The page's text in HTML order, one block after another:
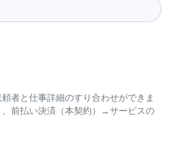
者と仕事詳細のすり合わせができま
前払い決済（本契約）→サービスの